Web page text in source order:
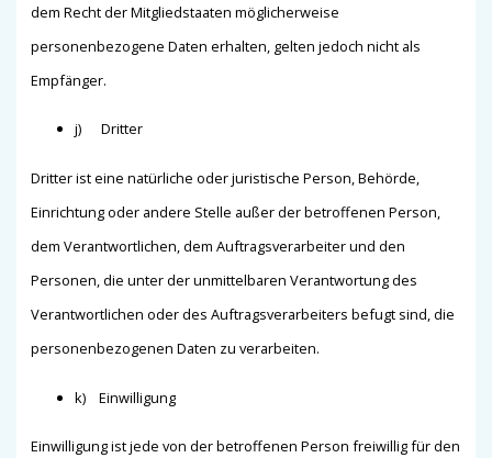
dem Recht der Mitgliedstaaten möglicherweise
personenbezogene Daten erhalten, gelten jedoch nicht als
Empfänger.
j) Dritter
Dritter ist eine natürliche oder juristische Person, Behörde,
Einrichtung oder andere Stelle außer der betroffenen Person,
dem Verantwortlichen, dem Auftragsverarbeiter und den
Personen, die unter der unmittelbaren Verantwortung des
Verantwortlichen oder des Auftragsverarbeiters befugt sind, die
personenbezogenen Daten zu verarbeiten.
k) Einwilligung
Einwilligung ist jede von der betroffenen Person freiwillig für den